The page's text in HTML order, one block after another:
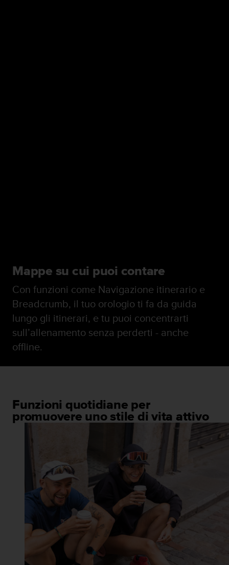
Mappe su cui puoi contare
Con funzioni come Navigazione itinerario e
Breadcrumb, il tuo orologio ti fa da guida
lungo gli itinerari, e tu puoi concentrarti
sull’allenamento senza perderti - anche
offline.
Funzioni quotidiane per
promuovere uno stile di vita attivo